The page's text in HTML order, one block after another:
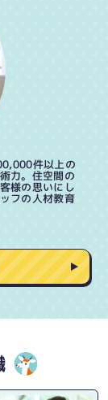
件以上の
力。住空間の
様の思いにし
フの人材教育